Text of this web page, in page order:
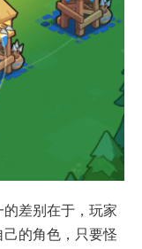
差别在于，玩家
的角色，只要怪